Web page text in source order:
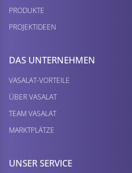
PRODUKTE
PROJEKTIDEEN
DAS UNTERNEHMEN
VASALAT-VORTEILE
ÜBER VASALAT
TEAM VASALAT
MARKTPLÄTZE
UNSER SERVICE